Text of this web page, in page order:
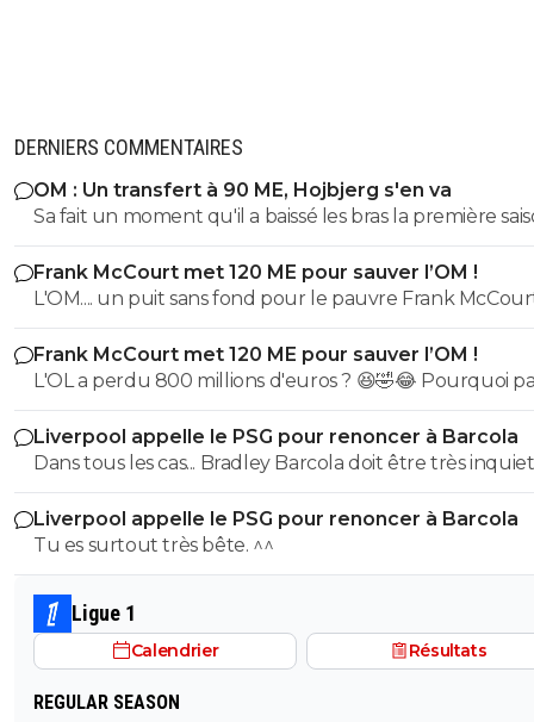
DERNIERS COMMENTAIRES
OM : Un transfert à 90 ME, Hojbjerg s'en va
Sa fait un moment qu'il a baissé les bras la première
etait top mais depuis quelques match etait en dessus.
et bon vent a lui pour le reste de sa carrière ...
Frank McCourt met 120 ME pour sauver l’OM !
L'OM.... un puit sans fond pour le pauvre Frank
Frank McCourt met 120 ME pour sauver l’OM !
L'OL a perdu 800 millions d'euros ? 😆🤣😂 Pourquoi pas un
milliard tant que tu y es ! ^^
Liverpool appelle le PSG pour renoncer à Barcola
Dans tous les cas... Bradley Barcola doit être très inquiet.
qui est vraiment compréhensible lorsque l'on sait
le PSG a traiter Kylian Mbappé lorsqu'il avait voulu
PSG.
Liverpool appelle le PSG pour renoncer à Barcola
Tu es surtout très bête. ^^
Ligue 1
Calendrier Résultats
REGULAR SEASON